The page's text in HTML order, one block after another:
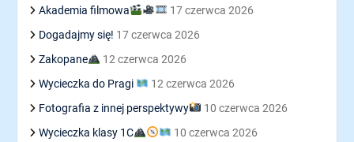
Akademia filmowa
17 czerwca 2026
Dogadajmy się! 17 czerwca 2026
Zakopane
12 czerwca 2026
Wycieczka do Pragi
12 czerwca 2026
Fotografia z innej perspektywy
10 czerwca 2026
Wycieczka klasy 1C
10 czerwca 2026